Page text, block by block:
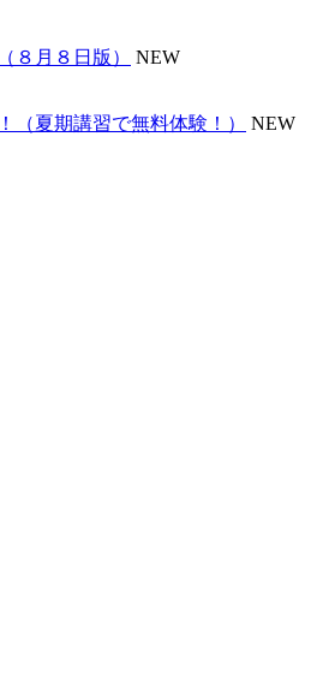
８月８日版）
NEW
（夏期講習で無料体験！）
NEW